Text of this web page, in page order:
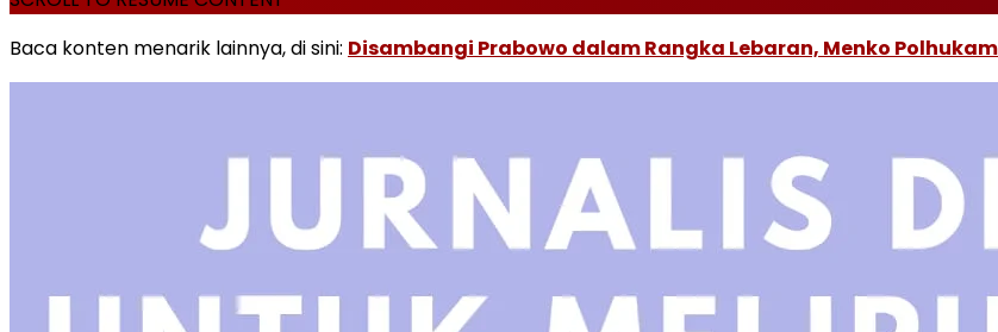
Baca konten menarik lainnya, di sini: Disambangi Prabowo dalam Rangka Lebaran, Menko